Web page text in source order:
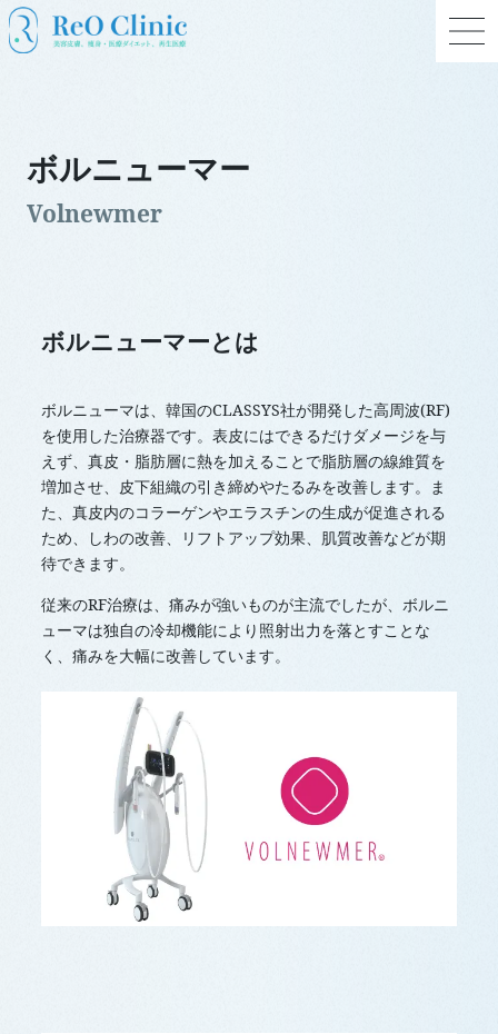
ボルニューマー
ボルニューマーとは
ボルニューマは、韓国のCLASSYS社が開発した高周波(RF)
を使用した治療器です。表皮にはできるだけダメージを与
えず、真皮・脂肪層に熱を加えることで脂肪層の線維質を
増加させ、皮下組織の引き締めやたるみを改善します。ま
た、真皮内のコラーゲンやエラスチンの生成が促進される
ため、しわの改善、リフトアップ効果、肌質改善などが期
待できます。
従来のRF治療は、痛みが強いものが主流でしたが、ボルニ
ューマは独自の冷却機能により照射出力を落とすことな
く、痛みを大幅に改善しています。